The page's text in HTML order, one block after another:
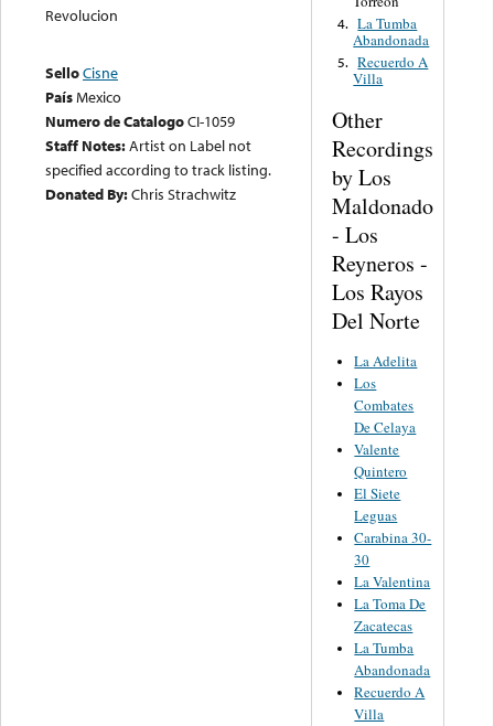
Revolucion
SelloCisne
PaísMexico
Numero de CatalogoCI-1059
Staff Notes:Artist on Label not
specified according to track listing.
Donated By:Chris Strachwitz
4. La Tumba
Abandonada
5. Recuerdo A
Villa
Other
Recordings
by Los
Maldonado
- Los
Reyneros -
Los Rayos
Del Norte
La Adelita
Los
Combates
De Celaya
Valente
Quintero
El Siete
Leguas
Carabina 30-
30
La Valentina
La Toma De
Zacatecas
La Tumba
Abandonada
Recuerdo A
Villa